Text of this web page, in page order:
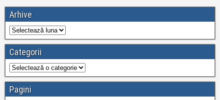
Arhive
Categorii
Pagini